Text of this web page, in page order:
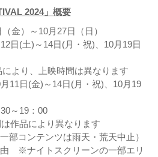
2024」概要
金）～10月27日（日）
日(土)～14日(月・祝)、10月19日
より、上映時間は異なります
11日(金)～14日(月・祝)、10月19
～19：00
作品により異なります
部コンテンツは雨天・荒天中止）
※ナイトスクリーンの一部エリ